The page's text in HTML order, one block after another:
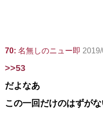
70: 名無しのニュー即
>>53
だよなあ
この一回だけのはずが